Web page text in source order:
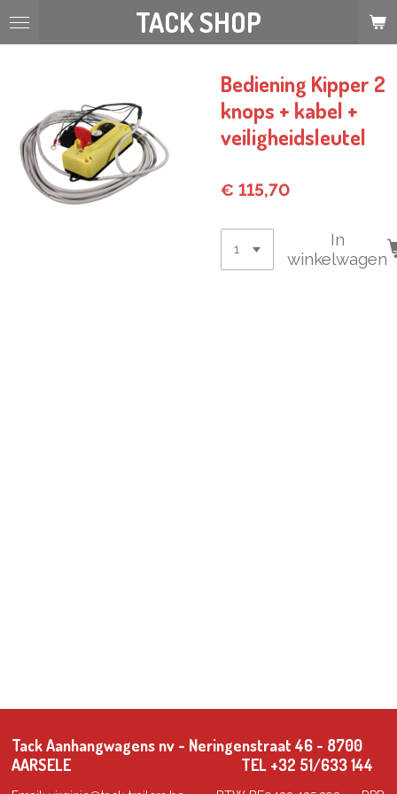
Ga
TACK SHOP
Bediening Kipper 2
knops + kabel +
veiligheidsleutel
€ 115,70
In
winkelwagen
Tack Aanhangwagens nv - Neringenstraat 46 - 8700
AARSELE TEL +32 51/633 144